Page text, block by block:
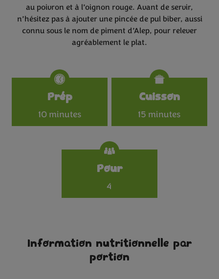
au poivron et à l’oignon rouge. Avant de servir,
n’hésitez pas à ajouter une pincée de pul biber, aussi
connu sous le nom de piment d’Alep, pour relever
agréablement le plat.
Specifications
Prép
10 minutes
Cuisson
15 minutes
Pour
4
Information nutritionnelle par
portion